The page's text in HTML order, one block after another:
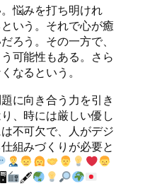
悩みを打ち明けれ
いう。それで心が癒
ろう。その一方で、
可能性もある。さら
なるという。
に向き合う力を引き
、時には厳しい優し
不可欠で、人がデジ
組みづくりが必要と
🖥
🖋